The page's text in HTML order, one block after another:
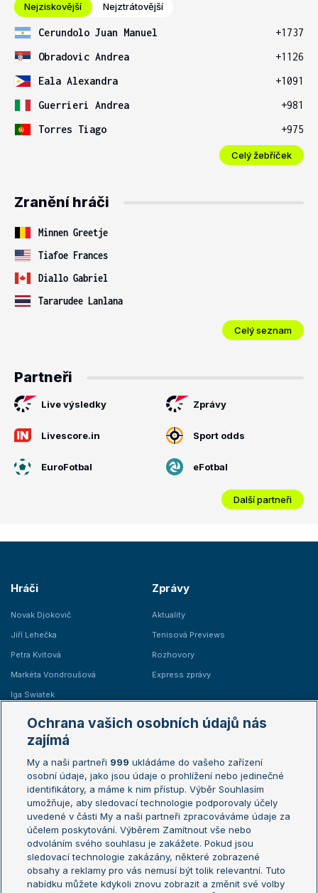
Nejziskovější Nejztrátovější
Cerundolo Juan Manuel
+1737
Obradovic Andrea
+1126
Eala Alexandra
+1091
Guerrieri Andrea
+981
Torres Tiago
+975
Celý žebříček
Zranění hráči
Minnen Greetje
Tiafoe Frances
Diallo Gabriel
Tararudee Lanlana
Celý seznam
Partneři
Live výsledky Zprávy
Livescore.in Sport odds
EuroFotbal eFotbal
Další partneři
Hráči
Novak Djokovič
Jiří Lehečka
Petra Kvitová
Markéta Vondroušová
Iga Swiatek
Zprávy
Aktuality
Tenisová Previews
Rozhovory
Express zprávy
Žebříčky
Žebříček ATP (muži)
Žebříček WTA (ženy)
Sázkařský žebříček
Australian Open
French Open
Wimbledon
US Open
Turnaj mistrů
Turnaj mistryň
Aktualní trendy
Ochrana vašich osobních údajů nás
zajímá
My a naši partneři 999 ukládáme do vašeho zařízení
osobní údaje, jako jsou údaje o prohlížení nebo jedinečné
identifikátory, a máme k nim přístup. Výběr Souhlasím
umožňuje, aby sledovací technologie podporovaly účely
uvedené v části My a naši partneři zpracováváme údaje za
účelem poskytování. Výběrem Zamítnout vše nebo
odvoláním svého souhlasu je zakážete. Pokud jsou
sledovací technologie zakázány, některé zobrazené
obsahy a reklamy pro vás nemusí být tolik relevantní. Tuto
nabídku můžete kdykoli znovu zobrazit a změnit své volby